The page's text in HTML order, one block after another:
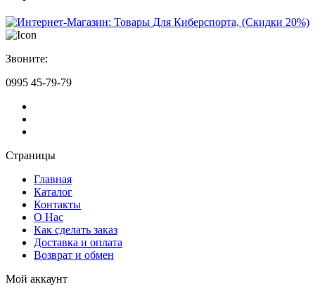
Звоните:
0995 45-79-79
Страницы
Главная
Каталог
Контакты
О Нас
Как сделать заказ
Доставка и оплата
Возврат и обмен
Мой аккаунт